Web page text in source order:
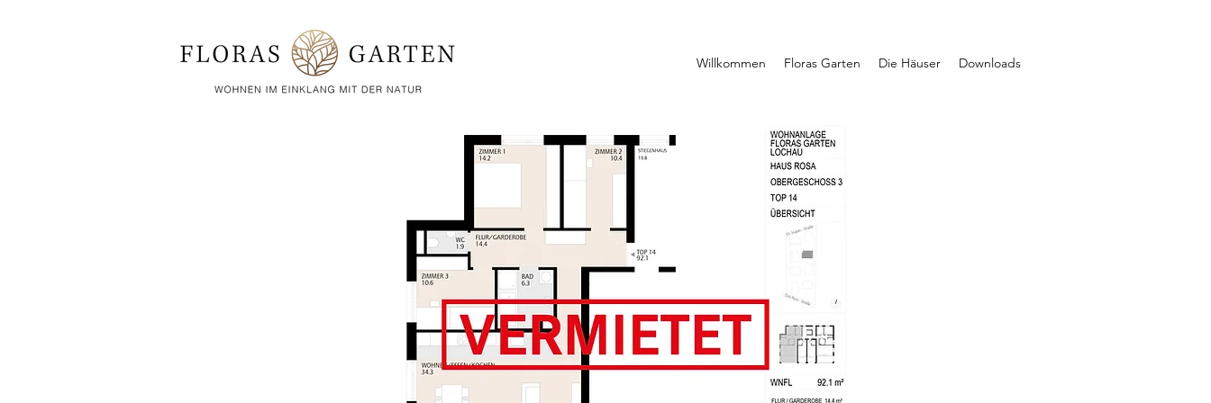
Willkommen Floras Garten Die Häuser Downloads